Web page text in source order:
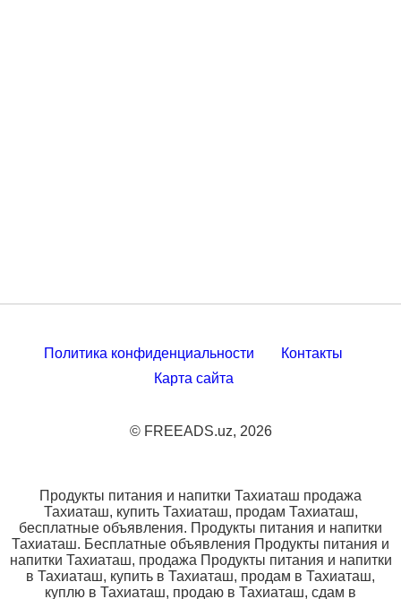
Политика конфиденциальности
Контакты
Карта сайта
© FREEADS.uz, 2026
Продукты питания и напитки Тахиаташ продажа
Тахиаташ, купить Тахиаташ, продам Тахиаташ,
бесплатные объявления. Продукты питания и напитки
Тахиаташ. Бесплатные объявления Продукты питания и
напитки Тахиаташ, продажа Продукты питания и напитки
в Тахиаташ, купить в Тахиаташ, продам в Тахиаташ,
куплю в Тахиаташ, продаю в Тахиаташ, сдам в